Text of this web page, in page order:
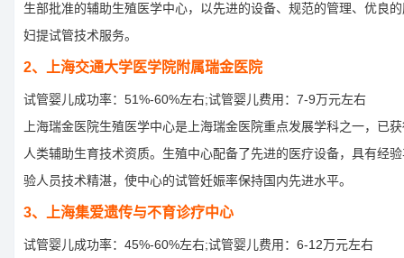
生部批准的辅助生殖医学中心，以先进的设备、规范的管理、优良
妇提试管技术服务。
2、上海交通大学医学院附属瑞金医院
试管婴儿成功率：51%-60%左右;试管婴儿费用：7-9万元左右
上海瑞金医院生殖医学中心是上海瑞金医院重点发展学科之一，已
人类辅助生育技术资质。生殖中心配备了先进的医疗设备，具有经
验人员技术精湛，使中心的试管妊娠率保持国内先进水平。
3、上海集爱遗传与不育诊疗中心
试管婴儿成功率：45%-60%左右;试管婴儿费用：6-12万元左右